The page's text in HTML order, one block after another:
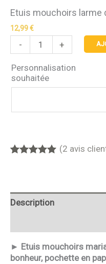
Etuis mouchoirs larme
12,99€
- +
Personnalisation
souhaitée
client
(2 avis
Description
► Etuis mouchoirs
bonheur, pochette en